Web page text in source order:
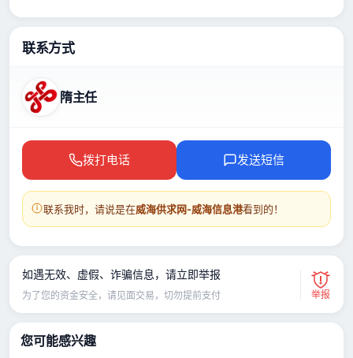
联系方式
隋主任
拨打电话 发送短信
联系我时，请说是在威海供求网-威海信息港看到的！
如遇无效、虚假、诈骗信息，请立即举报
为了您的资金安全，请见面交易，切勿提前支付 举报
您可能感兴趣